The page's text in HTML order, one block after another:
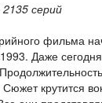
серий
фильма
Даже
крутится